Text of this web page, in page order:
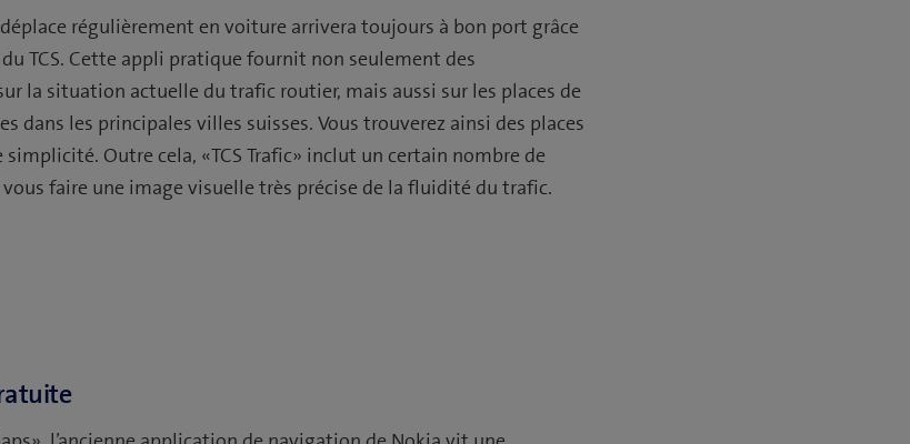
régulièrement en voiture arrivera toujours à bon port grâce
TCS. Cette appli pratique fournit non seulement des
la situation actuelle du trafic routier, mais aussi sur les places de
dans les principales villes suisses. Vous trouverez ainsi des places
Outre cela, «TCS Trafic» inclut un certain nombre de
faire une image visuelle très précise de la fluidité du trafic.